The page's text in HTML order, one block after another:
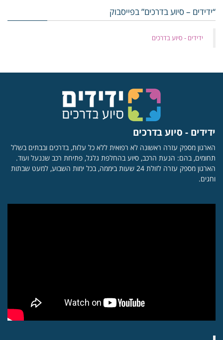
“ידידים – סיוע בדרכים” בפייסבוק
‏ידידים - סיוע בדרכים
ידידים - סיוע בדרכים
הארגון מספק עזרה ראשונה לא רפואית ללא כל עלות, בדרכים ובבתים בשלל
תחומים, בהם: הנעת הרכב, סיוע בהחלפת גלגל, פתיחת רכב שננעל ועוד.
הארגון מספק עזרה לזולת 24 שעות ביממה, בכל ימות השבוע, למעט שבתות
וחגים.